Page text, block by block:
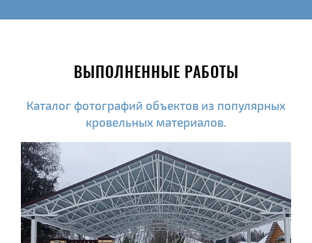
ВЫПОЛНЕННЫЕ РАБОТЫ
Каталог фотографий объектов из популярных
кровельных материалов.